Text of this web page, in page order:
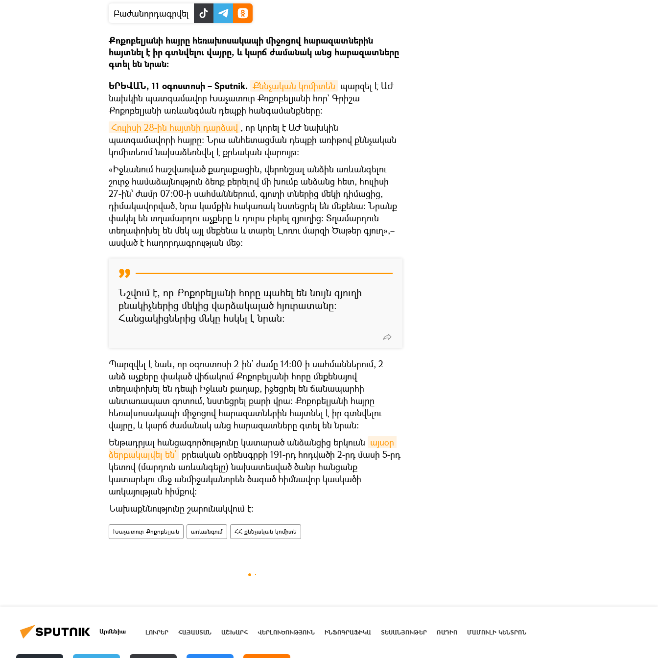
Բաժանորդագրվել
Քոքոբելյանի հայրը հեռախոսակապի միջոցով հարազատներին
հայտնել է իր գտնվելու վայրը, և կարճ ժամանակ անց հարազատները
գտել են նրան։
ԵՐԵՎԱՆ, 11 օգոստոսի – Sputnik. Քննչական կոմիտեն պարզել է ԱԺ
նախկին պատգամավոր Խաչատուր Քոքոբելյանի հոր` Գրիշա
Քոքոբելյանի առևանգման դեպքի հանգամանքները:
Հուլիսի 28-ին հայտնի դարձավ , որ կորել է ԱԺ նախկին
պատգամավորի հայրը։ Նրա անհետացման դեպքի առիթով քննչական
կոմիտեում նախաձեռնվել է քրեական վարույթ։
«Իջևանում հաշվառված քաղաքացին, վերոնշյալ անձին առևանգելու
շուրջ համաձայնություն ձեռք բերելով մի խումբ անձանց հետ, հուլիսի
27-ին՝ ժամը 07:00-ի սահմաններում, գյուղի տներից մեկի դիմացից,
դիմակավորված, նրա կամքին հակառակ նստեցրել են մեքենա։ Նրանք
փակել են տղամարդու աչքերը և դուրս բերել գյուղից: Տղամարդուն
տեղափոխել են մեկ այլ մեքենա և տարել Լոռու մարզի Ծաթեր գյուղ»,–
ասված է հաղորդագրության մեջ։
Նշվում է, որ Քոքոբելյանի հորը պահել են նույն գյուղի
բնակիչներից մեկից վարձակալած հյուրատանը:
Հանցակիցներից մեկը հսկել է նրան:
Պարզվել է նաև, որ օգոստոսի 2-ին՝ ժամը 14:00-ի սահմաններում, 2
անձ աչքերը փակած վիճակում Քոքոբելյանի հորը մեքենայով
տեղափոխել են դեպի Իջևան քաղաք, իջեցրել են ճանապարհի
անտառապատ գոտում, նստեցրել քարի վրա։ Քոքոբելյանի հայրը
հեռախոսակապի միջոցով հարազատներին հայտնել է իր գտնվելու
վայրը, և կարճ ժամանակ անց հարազատները գտել են նրան։
Ենթադրյալ հանցագործությունը կատարած անձանցից երկուսն այսօր
ձերբակալվել են՝ քրեական օրենսգրքի 191-րդ հոդվածի 2-րդ մասի 5-րդ
կետով (մարդուն առևանգելը) նախատեսված ծանր հանցանք
կատարելու մեջ անմիջականորեն ծագած հիմնավոր կասկածի
առկայության հիմքով:
Նախաքննությունը շարունակվում է:
Խաչատուր Քոքոբելյան առևանգում ՀՀ քննչական կոմիտե
Արմենիա ԼՈՒՐԵՐ ՀԱՅԱՍՏԱՆ ԱՇԽԱՐՀ ՎԵՐԼՈՒԾՈՒԹՅՈՒՆ ԻՆՖՈԳՐԱՖԻԿԱ ՏԵՍԱՆՅՈՒԹԵՐ ՌԱԴԻՈ ՄԱՄՈՒԼԻ ԿԵՆՏՐՈՆ